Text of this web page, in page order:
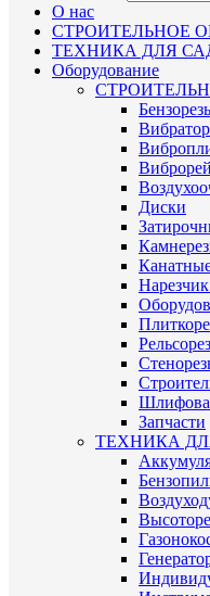
О нас
СТРОИТЕЛЬНОЕ
ТЕХНИКА ДЛЯ
Оборудование
Диски
Запчасти
ТЕХНИКА